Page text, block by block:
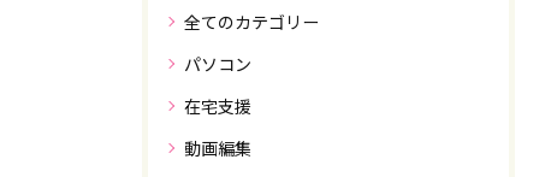
全てのカテゴリー
パソコン
在宅支援
動画編集